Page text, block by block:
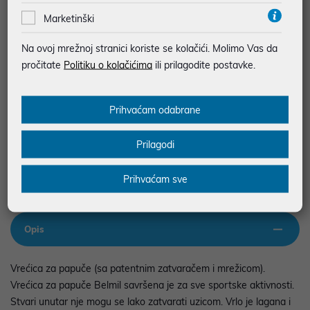
JAMSTVO 12 MJ.
Podaci uz artikle su prezentirani u dobroj namjeri. Mikronis d.o.o. ne
odgovara za eventualne pogreške nastale u opisu proizvoda, greške
prilikom štampanja te promjene u dostupnosti i cijene. Slike artikala su
eventualne nejasnoće možete nas kontaktirati na
web-prodaja@mikronis.hr
Opis
Vrećica za papuče (sa patentnim zatvaračem i mrežicom).
Vrećica za papuče Belmil savršena je za sve sportske aktivnosti.
Stvari unutar nje mogu se lako zatvarati uzicom. Vrlo je lagana i
Marketinški
Na ovoj mrežnoj stranici koriste se kolačići. Molimo Vas da
pročitate Politiku o kolačićima ili prilagodite postavke.
Prihvaćam odabrane
Prilagodi
Prihvaćam sve